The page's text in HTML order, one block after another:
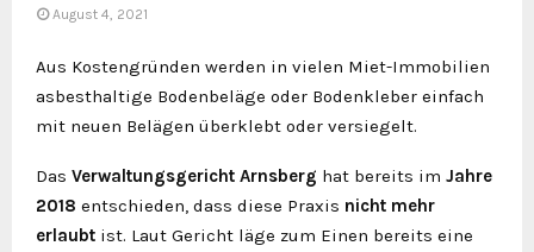
August 4, 2021
Aus Kostengründen werden in vielen Miet-Immobilien
asbesthaltige Bodenbeläge oder Bodenkleber einfach
mit neuen Belägen überklebt oder versiegelt.
Das Verwaltungsgericht Arnsberg hat bereits im Jahre
2018 entschieden, dass diese Praxis nicht mehr
erlaubt ist. Laut Gericht läge zum Einen bereits eine